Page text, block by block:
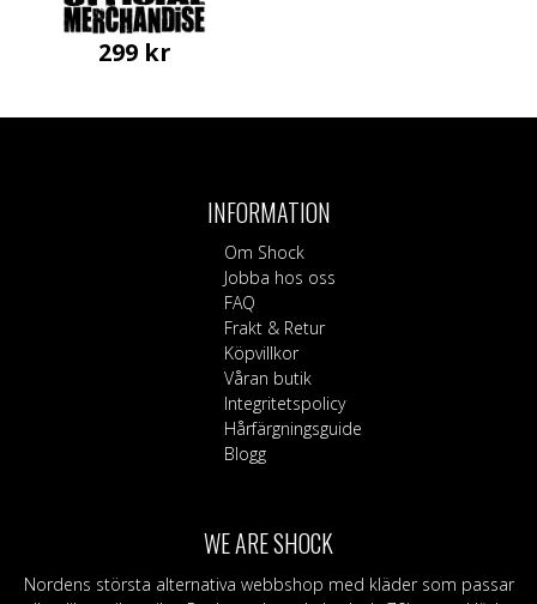
299 kr
alternativen
produktsidan
INFORMATION
Om Shock
Jobba hos oss
FAQ
Frakt & Retur
Köpvillkor
Våran butik
Integritetspolicy
Hårfärgningsguide
Blogg
WE ARE SHOCK
Nordens största alternativa webbshop med kläder som passar